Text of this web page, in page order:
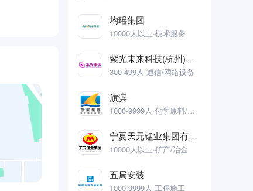
均瑶集团
10000人以上·技术服务
紫光未来科技(杭州)有限公司
300-499人·通信/网络设备
旗滨
1000-9999人·化学原料/化学制品
宁夏天元锰业集团有限公司
10000人以上·矿产/冶金
五局安装
1000-9999人·工程施工